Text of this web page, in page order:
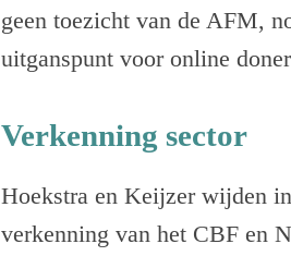
geen toezicht van de AFM,
uitganspunt voor online
Verkenning sector
Hoekstra en Keijzer wijden
verkenning van het CBF en